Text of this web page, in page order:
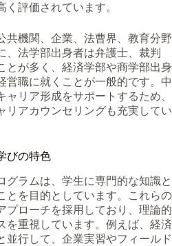
評価されています。
共機関、企業、法曹界、教育分野
、法学部出身者は弁護士、裁判
とが多く、経済学部や商学部出身
営職に就くことが一般的です。中
リア形成をサポートするため、
リアカウンセリングも充実してい
びの特色
グラムは、学生に専門的な知識と
とを目的としています。これらの
プローチを採用しており、理論的
を重視しています。例えば、経済
並行して、企業実習やフィールド